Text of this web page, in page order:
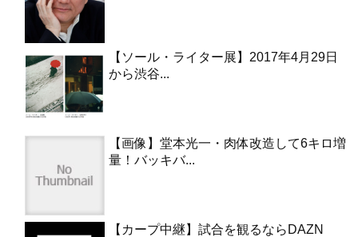
【ソール・ライター展】2017年4月29日
から渋谷...
【画像】堂本光一・肉体改造して6キロ増
量！バッキバ...
【カープ中継】試合を観るならDAZN